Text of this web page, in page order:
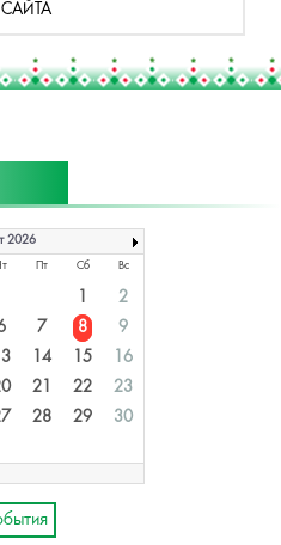
САЙТА
2026
Пт Сб Вс
1
2
7 8
9
14 15
16
21 22
23
28 29
30